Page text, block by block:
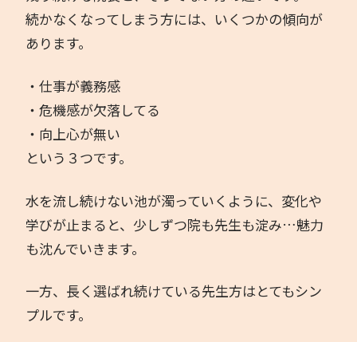
続かなくなってしまう方には、いくつかの傾向が
あります。
・仕事が義務感
・危機感が欠落してる
・向上心が無い
という３つです。
水を流し続けない池が濁っていくように、変化や
学びが止まると、少しずつ院も先生も淀み…魅力
も沈んでいきます。
一方、長く選ばれ続けている先生方はとてもシン
プルです。